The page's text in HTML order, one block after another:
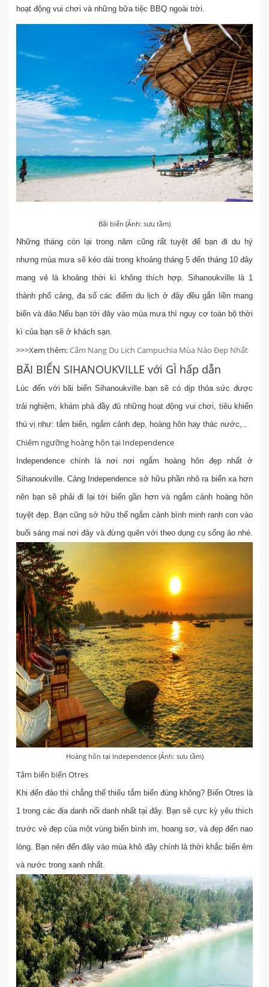
hoạt động vui chơi và những bữa tiệc BBQ ngoài trời.
Bãi biển (Ảnh: sưu tầm)
Những tháng còn lại trong năm cũng rất tuyệt để bạn đi du hý
nhưng mùa mưa sẽ kéo dài trong khoảng tháng 5 đến tháng 10 đây
mang vẻ là khoảng thời kì không thích hợp. Sihanoukville là 1
thành phố cảng, đa số các điểm du lịch ở đây đều gắn liền mang
biển và đảo.Nếu bạn tới đây vào mùa mưa thì nguy cơ toàn bộ thời
kì của bạn sẽ ở khách sạn.
>>>Xem thêm:Cẩm Nang Du Lịch Campuchia Mùa Nào Đẹp Nhất
BÃI BIỂN SIHANOUKVILLE với GÌ hấp dẫn
Lúc đến với bãi biển Sihanoukville bạn sẽ có dịp thỏa sức được
trải nghiệm, khám phá đầy đủ những hoạt động vui chơi, tiêu khiển
thú vị như: tắm biển, ngắm cảnh đẹp, hoàng hôn hay thác nước,..
Chiêm ngưỡng hoàng hôn tại Independence
Independence chính là nơi nơi ngắm hoàng hôn đẹp nhất ở
Sihanoukville. Cảng Independence sở hữu phần nhô ra biển xa hơn
nên bạn sẽ phải đi lại tới biển gần hơn và ngắm cảnh hoàng hôn
tuyệt đẹp. Bạn cũng sở hữu thể ngắm cảnh bình minh ranh con vào
buổi sáng mai nơi đây và đừng quên với theo dụng cụ sống ảo nhé.
Hoàng hôn tại Independence (Ảnh: sưu tầm)
Tắm biển biển Otres
Khi đến đảo thì chẳng thể thiếu tắm biển đúng không? Biển Otres là
1 trong các địa danh nổi danh nhất tại đây. Bạn sẽ cực kỳ yêu thích
trước vẻ đẹp của một vùng biển bình im, hoang sơ, và đẹp đến nao
lòng. Bạn nên đến đây vào mùa khô đây chính là thời khắc biển êm
và nước trong xanh nhất.